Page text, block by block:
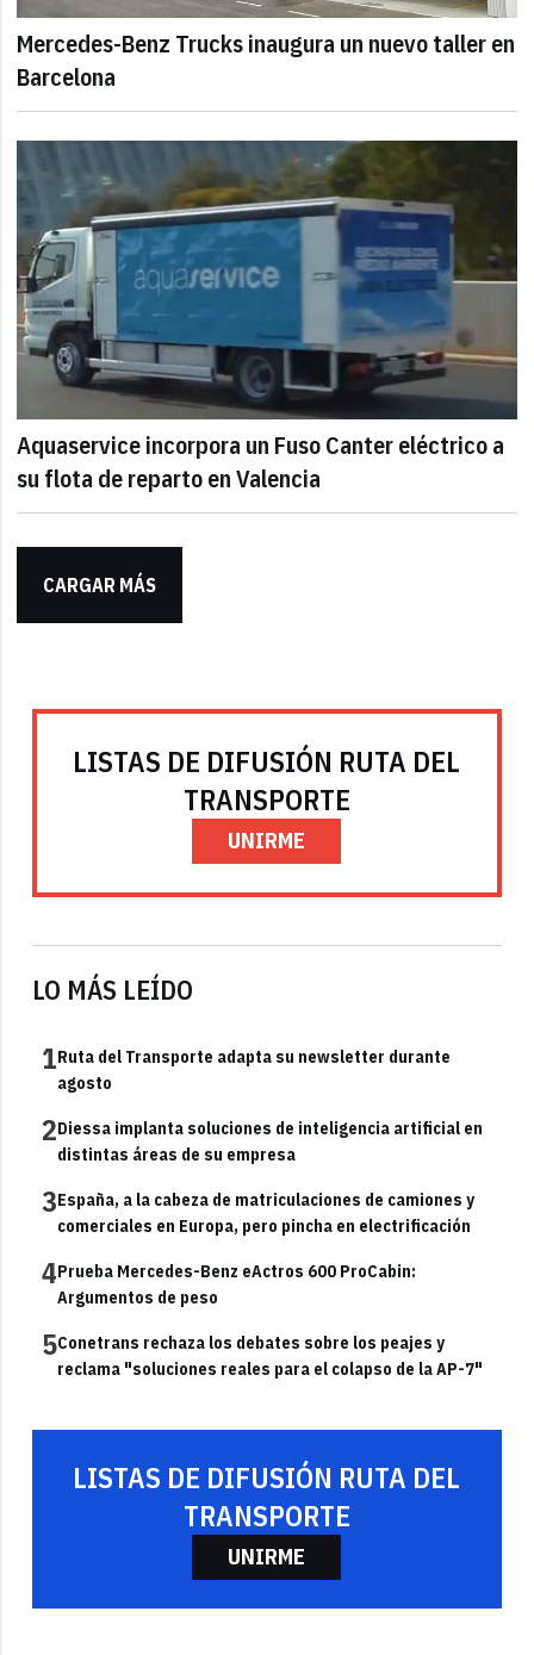
Mercedes-Benz Trucks inaugura un nuevo taller en
Barcelona
Aquaservice incorpora un Fuso Canter eléctrico a
su flota de reparto en Valencia
CARGAR MÁS
LISTAS DE DIFUSIÓN RUTA DEL
TRANSPORTE
UNIRME
LO MÁS LEÍDO
1Ruta del Transporte adapta su newsletter durante
agosto
2Diessa implanta soluciones de inteligencia artificial en
distintas áreas de su empresa
3España, a la cabeza de matriculaciones de camiones y
comerciales en Europa, pero pincha en electrificación
4Prueba Mercedes-Benz eActros 600 ProCabin:
Argumentos de peso
5Conetrans rechaza los debates sobre los peajes y
reclama "soluciones reales para el colapso de la AP-7"
LISTAS DE DIFUSIÓN RUTA DEL
TRANSPORTE
UNIRME